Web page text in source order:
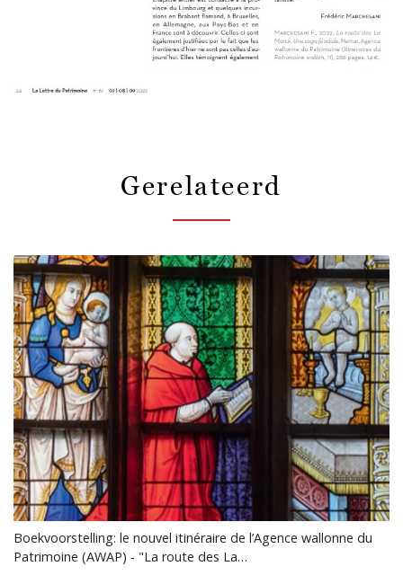
Gerelateerd
Boekvoorstelling: le nouvel itinéraire de l’Agence wallonne du
Patrimoine (AWAP) - "La route des La…